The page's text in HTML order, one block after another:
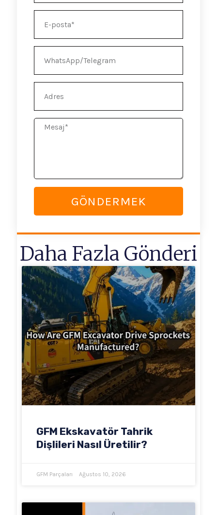
posta
Mesaj
GÖNDERMEK
Daha Fazla Gönderi
GFM Ekskavatör Tahrik
Dişlileri Nasıl Üretilir?
GFM Parçaları Ağustos 10, 2026